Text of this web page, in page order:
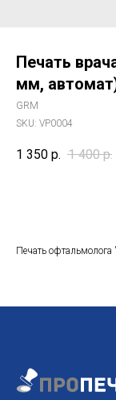
Печать
мм,
GRM
SKU: VP0004
1 350 р. 1 400 р.
Печать